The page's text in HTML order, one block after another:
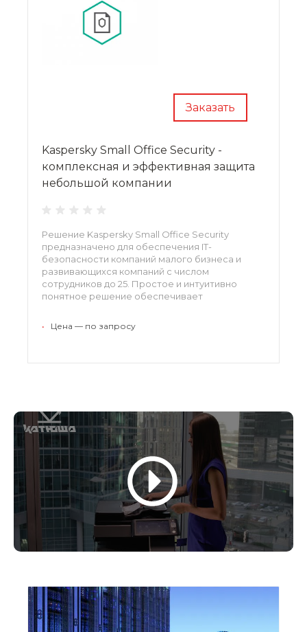
Заказать
Kaspersky Small Office Security -
комплексная и эффективная защита
небольшой компании
Решение Kaspersky Small Office Security
предназначено для обеспечения IT-
безопасности компаний малого бизнеса и
развивающихся компаний с числом
сотрудников до 25. Простое и интуитивно
понятное решение обеспечивает
серверов и мобильных устройств.
• Цена — по запросу